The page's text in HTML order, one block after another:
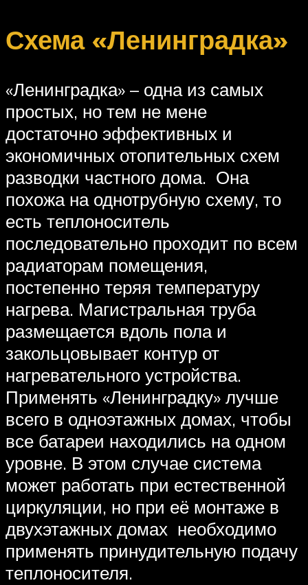
Схема «Ленинградка»
«Ленинградка» – одна из самых
простых, но тем не мене
достаточно эффективных и
экономичных отопительных схем
разводки частного дома. Она
похожа на однотрубную схему, то
есть теплоноситель
последовательно проходит по всем
радиаторам помещения,
постепенно теряя температуру
нагрева. Магистральная труба
размещается вдоль пола и
закольцовывает контур от
нагревательного устройства.
Применять «Ленинградку» лучше
всего в одноэтажных домах, чтобы
все батареи находились на одном
уровне. В этом случае система
может работать при естественной
циркуляции, но при её монтаже в
двухэтажных домах необходимо
применять принудительную подачу
теплоносителя.